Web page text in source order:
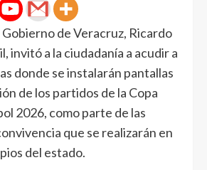
de Veracruz, Ricardo
invitó a la ciudadanía a acudir a
donde se instalarán pantallas
de los partidos de la Copa
2026, como parte de las
que se realizarán en
del estado.